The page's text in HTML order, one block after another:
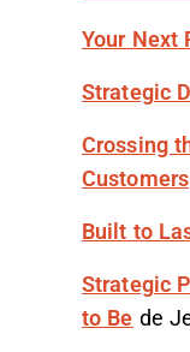
Your Next
Strategic
Crossing
Customers
Built to
Strategic
to Be de